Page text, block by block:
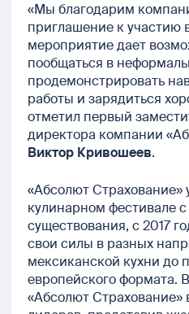
«Мы благодарим
приглашение к участию
мероприятие дает
пообщаться в
продемонстрировать
работы и зарядиться
отметил первый
директора компании
Виктор Кривошеев.
«Абсолют Страхование»
кулинарном фестивале
существования, с 2017
свои силы в разных
мексиканской кухни до
европейского формата.
«Абсолют Страхование»